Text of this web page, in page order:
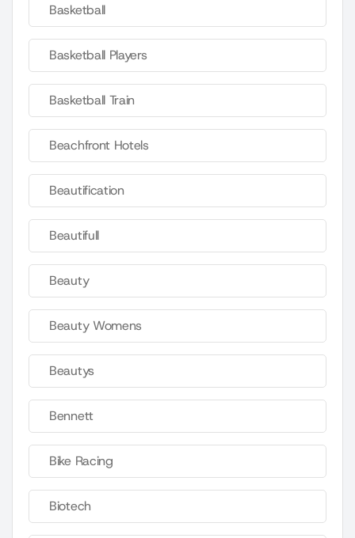
Basketball
Basketball Players
Basketball Train
Beachfront Hotels
Beautification
Beautifull
Beauty
Beauty Womens
Beautys
Bennett
Bike Racing
Biotech